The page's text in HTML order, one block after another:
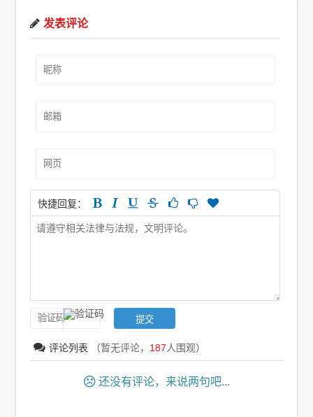
发表评论
快捷回复：
评论列表 （暂无评论， 187人围观）
还没有评论，来说两句吧...